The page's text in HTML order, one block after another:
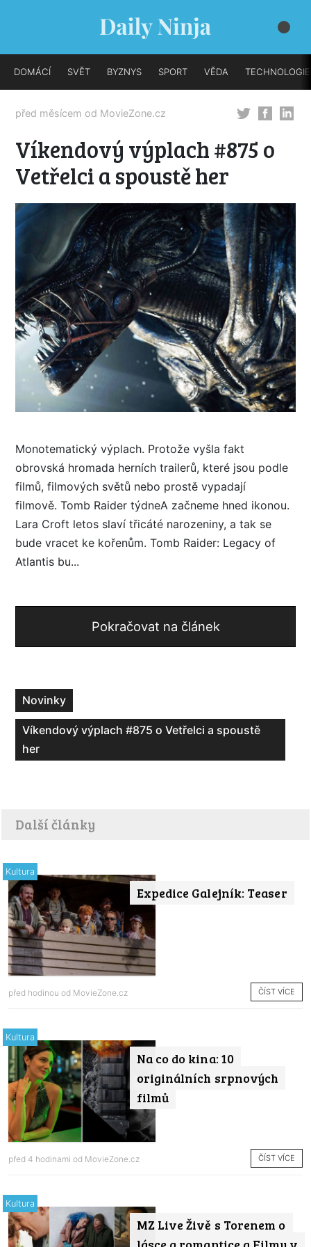
DOMÁCÍ SVĚT BYZNYS SPORT VĚDA TECHNOLOGIE
před měsícem od MovieZone.cz
Víkendový výplach #875 o
Vetřelci a spoustě her
Monotematický výplach. Protože vyšla fakt
obrovská hromada herních trailerů, které jsou podle
filmů, filmových světů nebo prostě vypadají
filmově. Tomb Raider týdneA začneme hned ikonou.
Lara Croft letos slaví třicáté narozeniny, a tak se
bude vracet ke kořenům. Tomb Raider: Legacy of
Atlantis bu...
Pokračovat na článek
Novinky
Víkendový výplach #875 o Vetřelci a spoustě
her
Další články
Expedice Galejník: Teaser
Kultura
před hodinou od MovieZone.cz ČÍST VÍCE
Na co do kina: 10
originálních srpnových
filmů
Kultura
před 4 hodinami od MovieZone.cz ČÍST VÍCE
MZ Live Živě s Torenem o
Kultura